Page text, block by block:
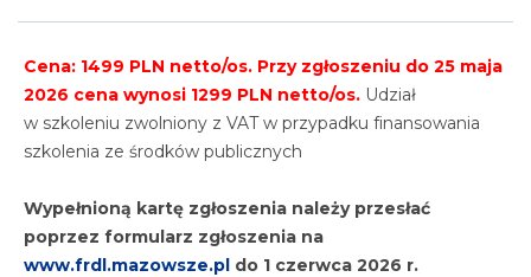
Cena: 1499 PLN netto/os. Przy zgłoszeniu do 25 maja
2026 cena wynosi 1299 PLN netto/os. Udział
w szkoleniu zwolniony z VAT w przypadku finansowania
szkolenia ze środków publicznych
Wypełnioną kartę zgłoszenia należy przesłać
poprzez formularz zgłoszenia na
www.frdl.mazowsze.pl do 1 czerwca 2026 r.